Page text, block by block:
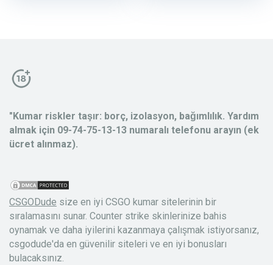
"Kumar riskler taşır: borç, izolasyon, bağımlılık. Yardım
almak için 09-74-75-13-13 numaralı telefonu arayın (ek
ücret alınmaz).
CSGODude size en iyi CSGO kumar sitelerinin bir
sıralamasını sunar. Counter strike skinlerinize bahis
oynamak ve daha iyilerini kazanmaya çalışmak istiyorsanız,
csgodude'da en güvenilir siteleri ve en iyi bonusları
bulacaksınız.